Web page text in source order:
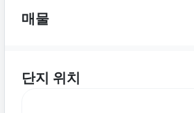
매물
단지 위치